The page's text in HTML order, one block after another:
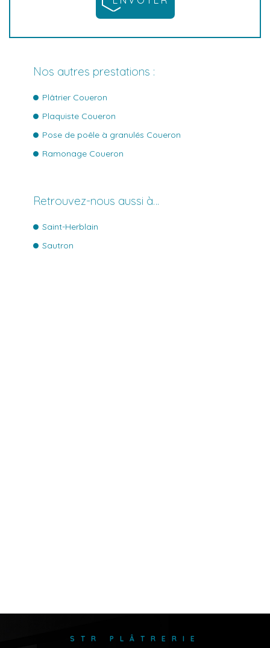
Nos autres prestations :
Plâtrier Coueron
Plaquiste Coueron
Pose de poêle à granulés Coueron
Ramonage Coueron
Retrouvez-nous aussi à…
Saint-Herblain
Sautron
STR PLÂTRERIE